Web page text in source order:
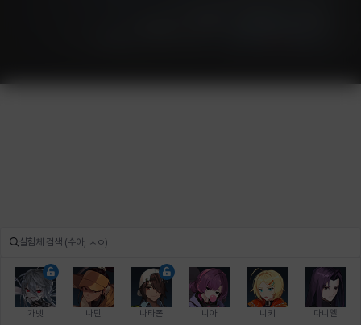
가넷 나딘 나타폰 니아 니키 다니엘